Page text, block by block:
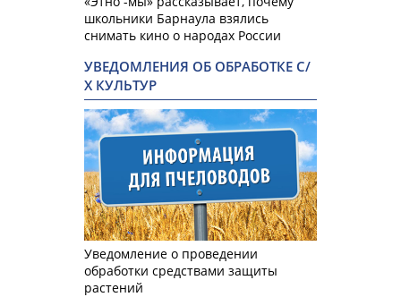
школьники Барнаула взялись
снимать кино о народах России
УВЕДОМЛЕНИЯ ОБ ОБРАБОТКЕ С/
Х КУЛЬТУР
Уведомление о проведении
обработки средствами защиты
растений